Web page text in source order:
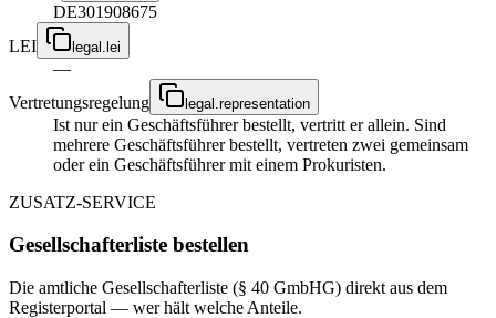
DE301908675
LEI
legal.lei
—
Vertretungsregelung
legal.representation
Ist nur ein Geschäftsführer bestellt, vertritt er allein. Sind
mehrere Geschäftsführer bestellt, vertreten zwei gemeinsam
oder ein Geschäftsführer mit einem Prokuristen.
ZUSATZ-SERVICE
Gesellschafterliste bestellen
Die amtliche Gesellschafterliste (§ 40 GmbHG) direkt aus dem
Registerportal — wer hält welche Anteile.